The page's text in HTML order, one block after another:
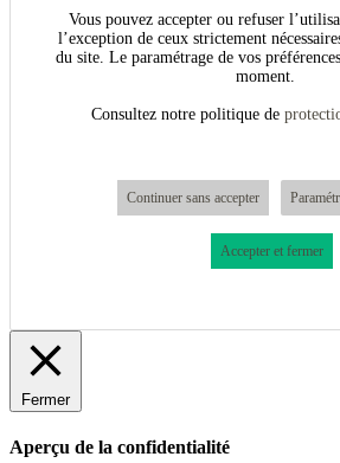
Vous pouvez accepter ou refuser
l’exception de ceux strictement
du site. Le paramétrage de vos
moment.
Consultez notre politique de
Continuer sans accepter
Accepter et fermer
Fermer
Aperçu de la confidentialité